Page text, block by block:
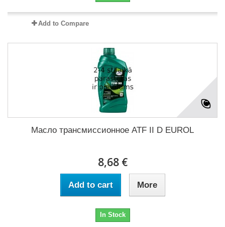
Add to Compare
Масло трансмиссионное ATF II D EUROL
8,68 €
Add to cart More
In Stock